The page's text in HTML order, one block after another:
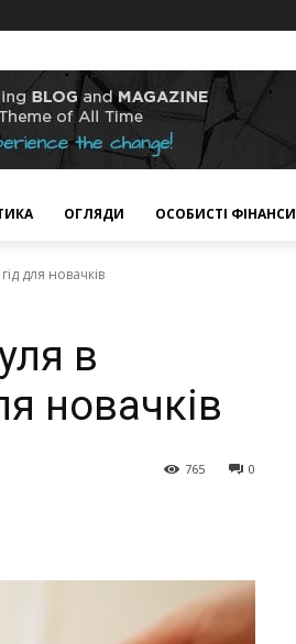
ОГЛЯДИ ОСОБИСТІ ФІНАНСИ
для новачків
в
новачків
0
765